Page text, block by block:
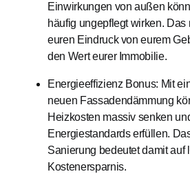
Einwirkungen von außen
häufig ungepflegt wirken. Das
euren Eindruck von eurem
den Wert eurer Immobilie.
Energieeffizienz Bonus: Mit
neuen Fassadendämmung
Heizkosten massiv senken
Energiestandards erfüllen.
Sanierung bedeutet damit auf
Kostenersparnis.